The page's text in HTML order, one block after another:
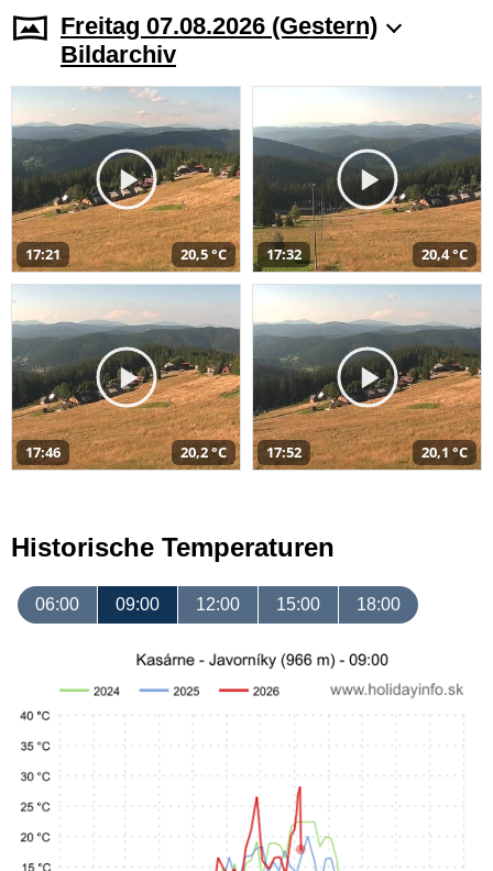
Freitag 07.08.2026 (Gestern)
Bildarchiv
17:21 20,5 °C 17:32 20,4 °C
17:46 20,2 °C 17:52 20,1 °C
Historische Temperaturen
06:00 09:00 12:00 15:00 18:00